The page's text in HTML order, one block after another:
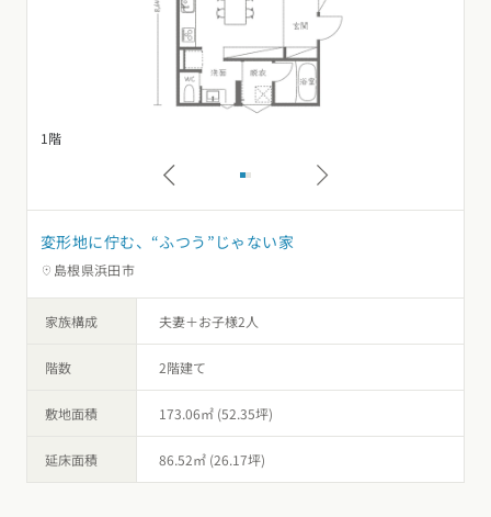
1階
変形地に佇む、“ふつう”じゃない家
島根県浜田市
家族構成 夫妻＋お子様2人
階数 2階建て
敷地面積 173.06㎡ (52.35坪)
延床面積 86.52㎡ (26.17坪)